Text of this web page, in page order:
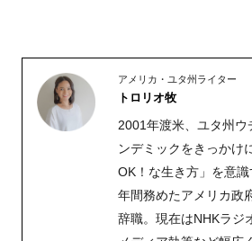
アメリカ・ユタ州ライター
トロリオ牧
2001年渡米、ユタ州
ンデミックをきっかけ
OK！な生き方」を意
年間務めたアメリカ政
辞職。現在はNHKラジ